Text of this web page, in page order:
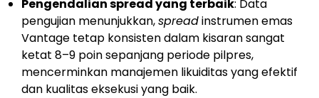
Pengendalian spread yang terbaik: Data
pengujian menunjukkan,spreadinstrumen emas
Vantage tetap konsisten dalam kisaran sangat
ketat 8–9 poin sepanjang periode pilpres,
mencerminkan manajemen likuiditas yang efektif
dan kualitas eksekusi yang baik.